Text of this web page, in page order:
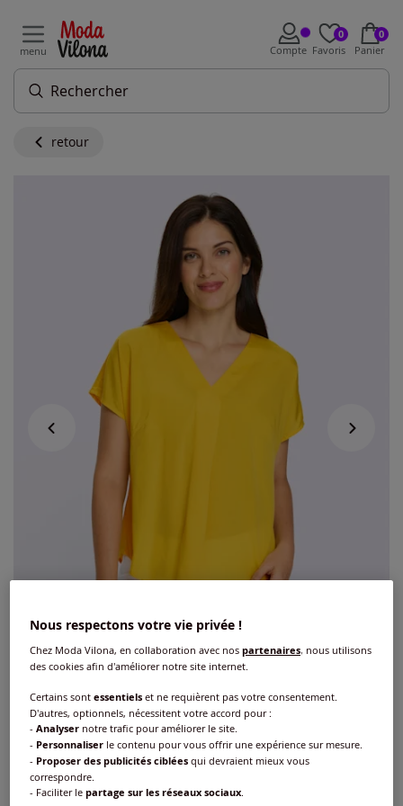
menu Compte
0
Favoris
0
Panier
retour
Chemisier à manches courtes
mancherons tendance
Réf : 412.917.019
Nous respectons votre vie privée !
Chez Moda Vilona, en collaboration avec nospartenaires, nous utilisons
des cookies afin d'améliorer notre site internet.
Certains sontessentiels et ne requièrent pas votre consentement.
D'autres, optionnels, nécessitent votre accord pour :
-Analyser notre trafic pour améliorer le site.
- Personnaliser le contenu pour vous offrir une expérience sur mesure.
- Proposer des publicités ciblées qui devraient mieux vous
correspondre.
- Faciliter lepartage sur les réseaux sociaux.